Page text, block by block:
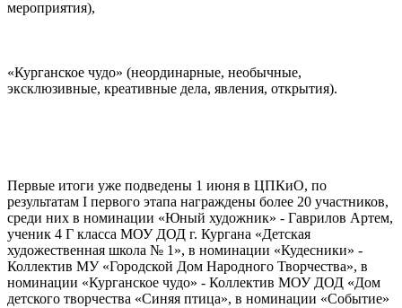
мероприятия),
«Курганское чудо» (неординарные, необычные,
эксклюзивные, креативные дела, явления, открытия).
Первые итоги уже подведены 1 июня в ЦПКиО, по
результатам I первого этапа награждены более 20 участников,
среди них в номинации «Юный художник» - Гаврилов Артем,
ученик 4 Г класса МОУ ДОД г. Кургана «Детская
художественная школа № 1», в номинации «Кудесники» -
Коллектив МУ «Городской Дом Народного Творчества», в
номинации «Курганское чудо» - Коллектив МОУ ДОД «Дом
детского творчества «Синяя птица», в номинации «Событие»